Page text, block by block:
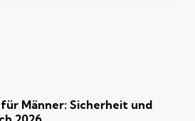
Männer: Sicherheit und